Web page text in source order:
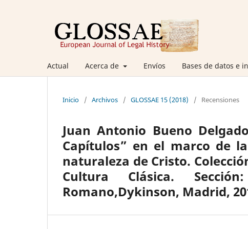
Actual Acerca de Envíos Bases de datos e
Inicio / Archivos / GLOSSAE 15 (2018) / Recensiones
Juan Antonio Bueno
Capítulos” en el marco de
naturaleza de Cristo.
Cultura Clásica.
Romano,Dykinson, Madrid,